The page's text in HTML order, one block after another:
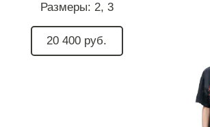
Размеры: 2, 3
20 400 руб.